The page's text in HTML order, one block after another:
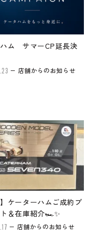
ム サマーCP延長決
店舗からのお知らせ
】ケーターハムご成約プ
ト＆在庫紹介🏎✨
店舗からのお知らせ